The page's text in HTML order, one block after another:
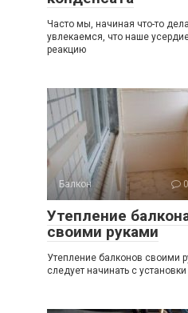
Часто мы, начиная что-то
увлекаемся, что наше
реакцию
Балкон 0
Утепление
своими руками
Утепление балконов своими
следует начинать с